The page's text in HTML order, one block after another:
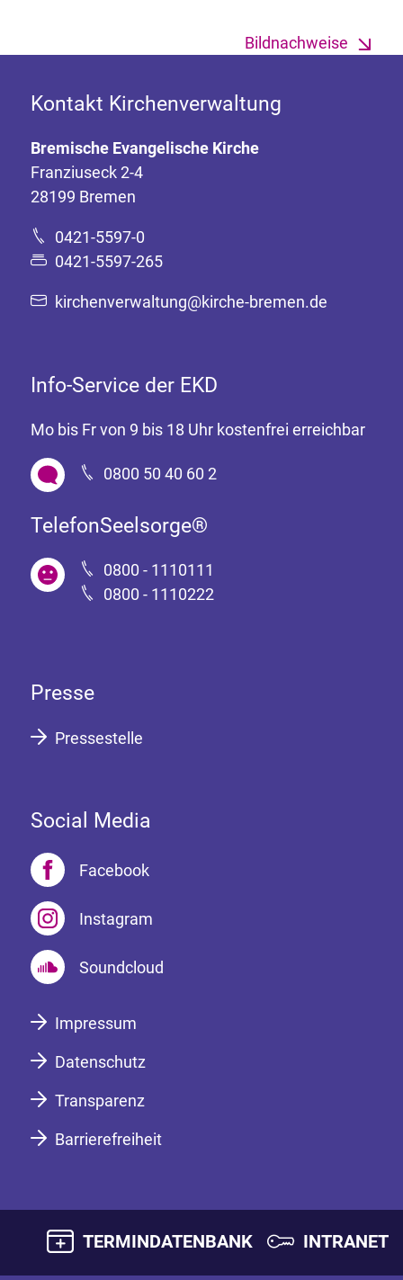
Bildnachweise
Kontakt Kirchenverwaltung
Bremische Evangelische Kirche
Franziuseck 2-4
28199 Bremen
0421-5597-0
0421-5597-265
kirchenverwaltung@kirche-bremen.de
Info-Service der EKD
Mo bis Fr von 9 bis 18 Uhr kostenfrei erreichbar
0800 50 40 60 2
TelefonSeelsorge®
0800 - 1110111
0800 - 1110222
Presse
Pressestelle
Social Media
Facebook
Instagram
Soundcloud
Impressum
Datenschutz
Transparenz
Barrierefreiheit
TERMINDATENBANK INTRANET